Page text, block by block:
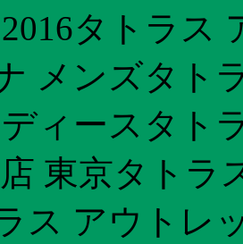
タトラス
メンズタト
ィースタト
東京タトラ
ス アウトレ